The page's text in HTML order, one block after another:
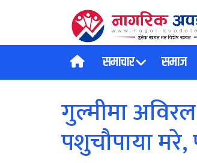
समाचार समाज
गुल्मीमा
पशुचौपाया मरे,